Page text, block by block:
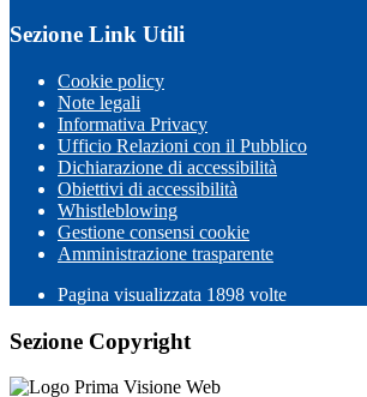
Sezione Link Utili
Cookie policy
Note legali
Informativa Privacy
Ufficio Relazioni con il Pubblico
Dichiarazione di accessibilità
Obiettivi di accessibilità
Whistleblowing
Gestione consensi cookie
Amministrazione trasparente
Pagina visualizzata 1898 volte
Sezione Copyright